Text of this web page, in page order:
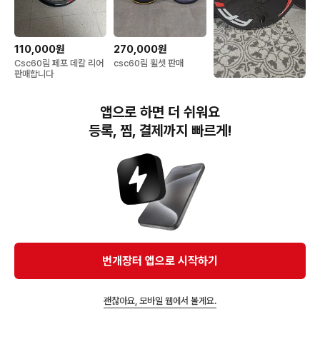
110,000원
Csc60림 페포 데칼 리어
판매합니다
270,000원
csc60림 휠셋 판매
지시앙 디스크휠 개급처
판/교
번개장터(주) 사업자정보, 이용약관 및 기타 법적고지
번개장터㈜는 통신판매중개자이며, 통신판매의 당사자가 아닙니다. 전자상거래 등에서의
소비자보호에 관한 법률 등 관련 법령 및 번개장터㈜의 약관에 따라 상품, 상품정보, 거래에 관한 책임은
개별 판매자에게 귀속하고, 번개장터㈜는 원칙적으로 회원간 거래에 대하여 책임을 지지 않습니다.
다만, 번개장터㈜가 직접 판매하는 상품에 대한 책임은 번개장터㈜에게 귀속합니다.
앱으로 하면 더 쉬워요
등록, 찜, 결제까지 빠르게!
번개장터 앱으로 시작하기
괜찮아요, 모바일 웹에서 볼게요.